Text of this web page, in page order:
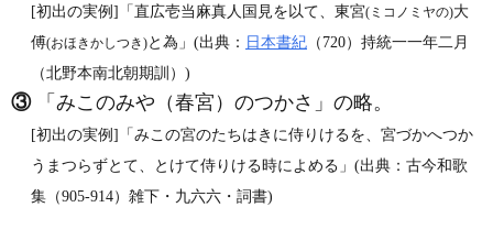
[初出の実例]「直広壱当麻真人国見を以て、東宮(ミコノミヤの)大
傅(おほきかしつき)と為」(出典： 日本書紀 （720）持統一一年二月
（北野本南北朝期訓）)
③「みこのみや（春宮）のつかさ」の略。
[初出の実例]「みこの宮のたちはきに侍りけるを、宮づかへつか
うまつらずとて、とけて侍りける時によめる」(出典：古今和歌
集（905‐914）雑下・九六六・詞書)